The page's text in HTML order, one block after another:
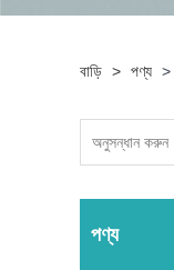
বাড়ি > পণ্য >
পণ্য